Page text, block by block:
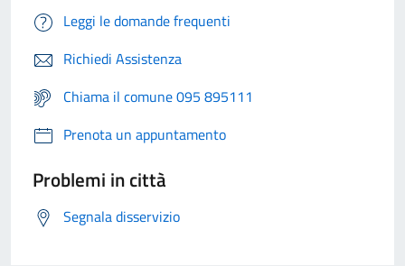
Leggi le domande frequenti
Richiedi Assistenza
Chiama il comune 095 895111
Prenota un appuntamento
Problemi in città
Segnala disservizio